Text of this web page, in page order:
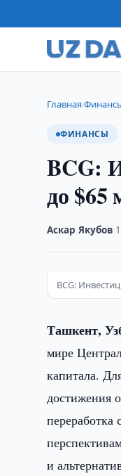
Главная›
ФИНАНСЫ
BCG:
до $65
Аскар Якубов
BCG:
Ташкент,
мире
капитала.
достижения
и